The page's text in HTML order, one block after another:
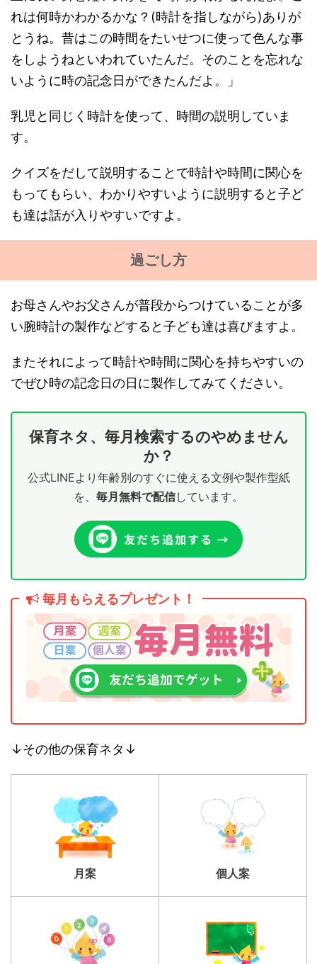
れは何時かわかるかな？(時計を指しながら)ありが
とうね。昔はこの時間をたいせつに使って色んな事
をしようねといわれていたんだ。そのことを忘れな
いように時の記念日ができたんだよ。」
乳児と同じく時計を使って、時間の説明していま
す。
クイズをだして説明することで時計や時間に関心を
もってもらい、わかりやすいように説明すると子ど
も達は話が入りやすいですよ。
過ごし方
お母さんやお父さんが普段からつけていることが多
い腕時計の製作などすると子ども達は喜びますよ。
またそれによって時計や時間に関心を持ちやすいの
でぜひ時の記念日の日に製作してみてください。
保育ネタ、毎月検索するのやめません
か？
公式LINEより年齢別のすぐに使える文例や製作型紙
を、 毎月無料で配信しています。
毎月もらえるプレゼント！
↓その他の保育ネタ↓
月案 個人案